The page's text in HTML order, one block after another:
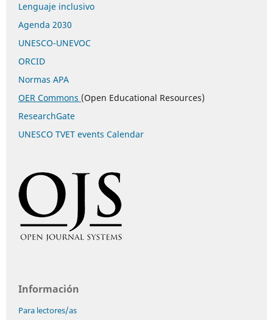
Lenguaje inclusivo
Agenda 2030
UNESCO-UNEVOC
ORCID
Normas APA
OER Commons (Open Educational Resources)
ResearchGate
UNESCO TVET events Calendar
Información
Para lectores/as